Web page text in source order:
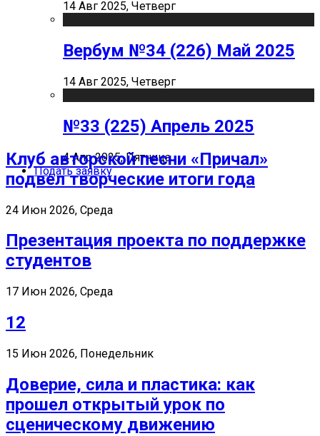
14 Авг 2025, Четверг
Вербум №34 (226) Май 2025
14 Авг 2025, Четверг
№33 (225) Апрель 2025
4 Апр 2025, Пятница
Подать заявку
Клуб авторской песни «Причал»
подвел творческие итоги года
24 Июн 2026, Среда
Презентация проекта по поддержке
студентов
17 Июн 2026, Среда
12
15 Июн 2026, Понедельник
Доверие, сила и пластика: как
прошел открытый урок по
сценическому движению